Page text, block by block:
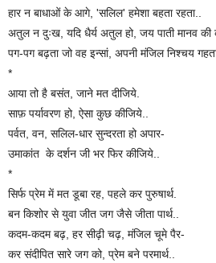
हार न बाधाओं के आगे, 'सलिल' हमेशा बहता रहता..
अतुल न दुःख, यदि धैर्य अतुल हो, जय पाती मानव की
पग-पग बढ़ता जो वह इन्सां, अपनी मंजिल निश्चय
*
आया तो है बसंत, जाने मत दीजिये.
साफ़ पर्यावरण हो, ऐसा कुछ कीजिये..
पर्वत, वन, सलिल-धार सुन्दरता हो अपार-
उमाकांत के दर्शन जी भर फिर कीजिये..
*
सिर्फ प्रेम में मत डूबा रह, पहले कर पुरुषार्थ.
बन किशोर से युवा जीत जग जैसे जीता पार्थ..
कदम-कदम बढ़, हर सीढ़ी चढ़, मंजिल चूमे पैर-
कर संदीपित सारे जग को, प्रेम बने परमार्थ..